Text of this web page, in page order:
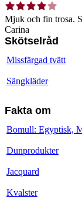
Mjuk och fin trosa.
Carina
Skötselråd
Missfärgad tvätt
Sängkläder
Fakta om
Bomull: Egyptisk,
Dunprodukter
Jacquard
Kvalster